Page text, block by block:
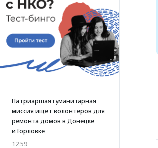
Патриаршая гуманитарная
миссия ищет волонтеров для
ремонта домов в Донецке
и Горловке
12:59